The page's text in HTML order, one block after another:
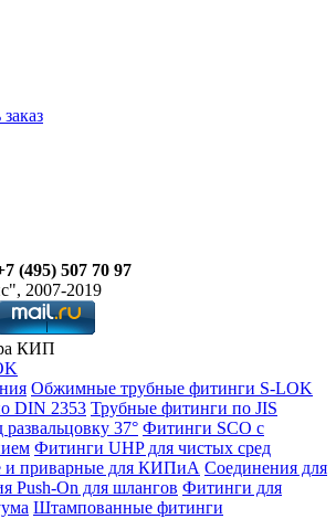
(495) 507 70 97
2007-2019
КИП
Обжимные трубные фитинги S-LOK
DIN 2353 Трубные фитинги по JIS
37° Фитинги SCO с
Фитинги UHP для чистых сред
и приварные для КИПиА Соединения для
Push-On для шлангов Фитинги для
Штампованные фитинги